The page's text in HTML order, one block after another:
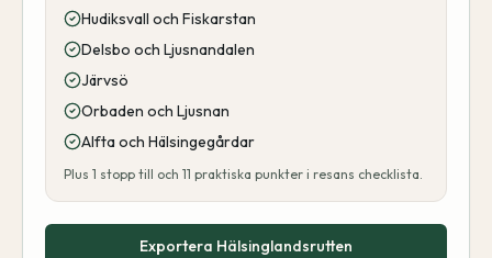
Hudiksvall och Fiskarstan
Delsbo och Ljusnandalen
Järvsö
Orbaden och Ljusnan
Alfta och Hälsingegårdar
Plus 1 stopp till och 11 praktiska punkter i resans checklista.
Exportera Hälsinglandsrutten